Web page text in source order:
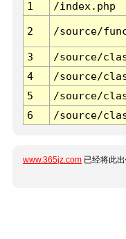
1
/index.php
2 /source/
3 /source/
4
/source/
5
/source/
6
/source/
www.365jz.com 已经将此